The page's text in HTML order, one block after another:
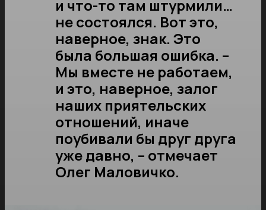
и что-то там штурмили…
не состоялся. Вот это,
наверное, знак. Это
была большая ошибка. –
Мы вместе не работаем,
и это, наверное, залог
наших приятельских
отношений, иначе
поубивали бы друг друга
уже давно, – отмечает
Олег Маловичко.